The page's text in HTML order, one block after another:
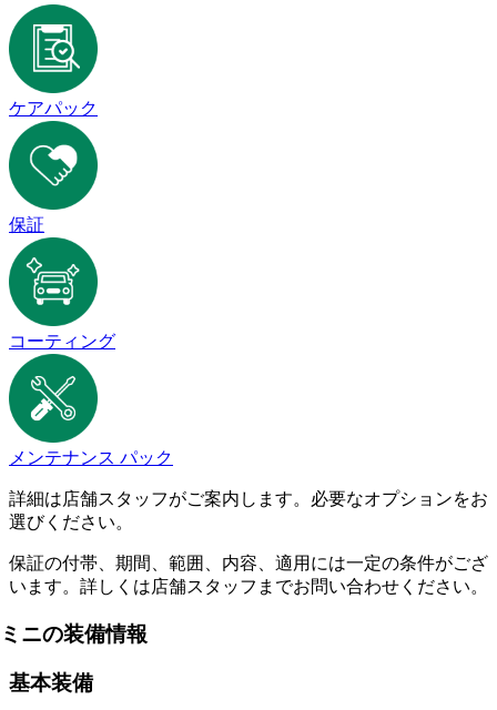
ケアパック
保証
コーティング
メンテナンス パック
詳細は店舗スタッフがご案内します。必要なオプションをお
選びください。
保証の付帯、期間、範囲、内容、適用には一定の条件がござ
います。詳しくは店舗スタッフまでお問い合わせください。
ミニの装備情報
基本装備